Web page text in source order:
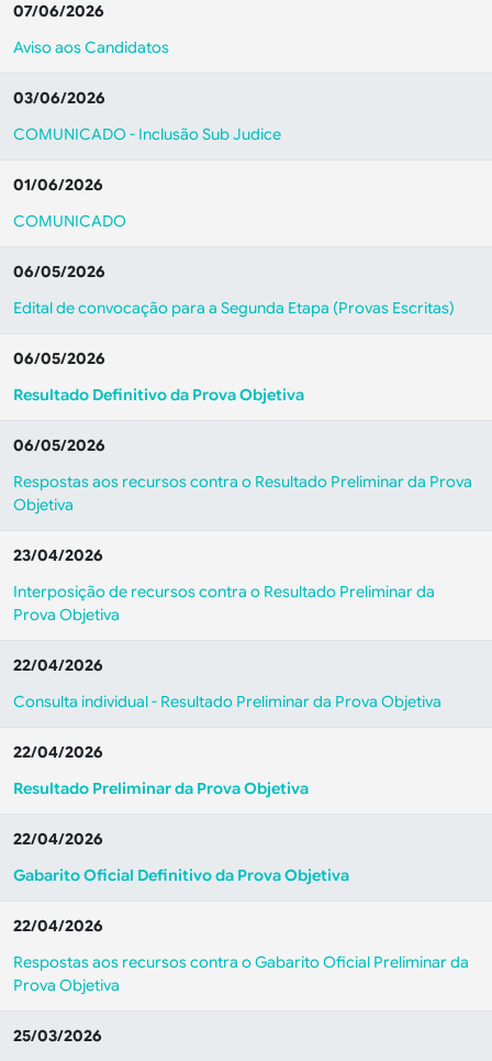
07/06/2026
Aviso aos Candidatos
03/06/2026
COMUNICADO - Inclusão Sub Judice
01/06/2026
COMUNICADO
06/05/2026
Edital de convocação para a Segunda Etapa (Provas Escritas)
06/05/2026
Resultado Definitivo da Prova Objetiva
06/05/2026
Respostas aos recursos contra o Resultado Preliminar da Prova
Objetiva
23/04/2026
Interposição de recursos contra o Resultado Preliminar da
Prova Objetiva
22/04/2026
Consulta individual - Resultado Preliminar da Prova Objetiva
22/04/2026
Resultado Preliminar da Prova Objetiva
22/04/2026
Gabarito Oficial Definitivo da Prova Objetiva
22/04/2026
Respostas aos recursos contra o Gabarito Oficial Preliminar da
Prova Objetiva
25/03/2026